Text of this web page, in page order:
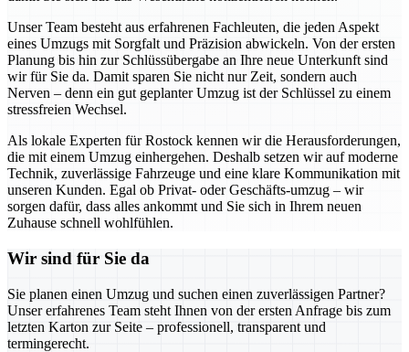
Unser Team besteht aus erfahrenen Fachleuten, die jeden Aspekt
eines Umzugs mit Sorgfalt und Präzision abwickeln. Von der ersten
Planung bis hin zur Schlüssübergabe an Ihre neue Unterkunft sind
wir für Sie da. Damit sparen Sie nicht nur Zeit, sondern auch
Nerven – denn ein gut geplanter Umzug ist der Schlüssel zu einem
stressfreien Wechsel.
Als lokale Experten für Rostock kennen wir die Herausforderungen,
die mit einem Umzug einhergehen. Deshalb setzen wir auf moderne
Technik, zuverlässige Fahrzeuge und eine klare Kommunikation mit
unseren Kunden. Egal ob Privat- oder Geschäfts-umzug – wir
sorgen dafür, dass alles ankommt und Sie sich in Ihrem neuen
Zuhause schnell wohlfühlen.
Wir sind für Sie da
Sie planen einen Umzug und suchen einen zuverlässigen Partner?
Unser erfahrenes Team steht Ihnen von der ersten Anfrage bis zum
letzten Karton zur Seite – professionell, transparent und
termingerecht.